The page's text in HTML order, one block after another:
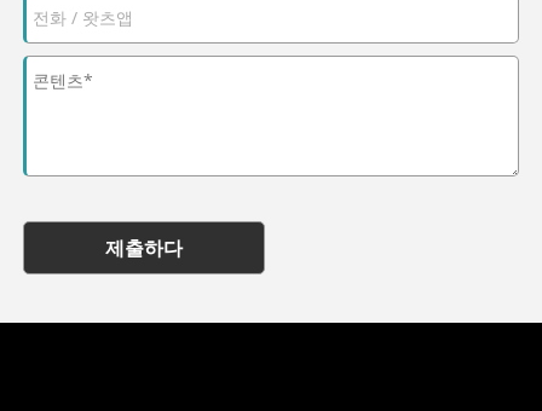
제출하다